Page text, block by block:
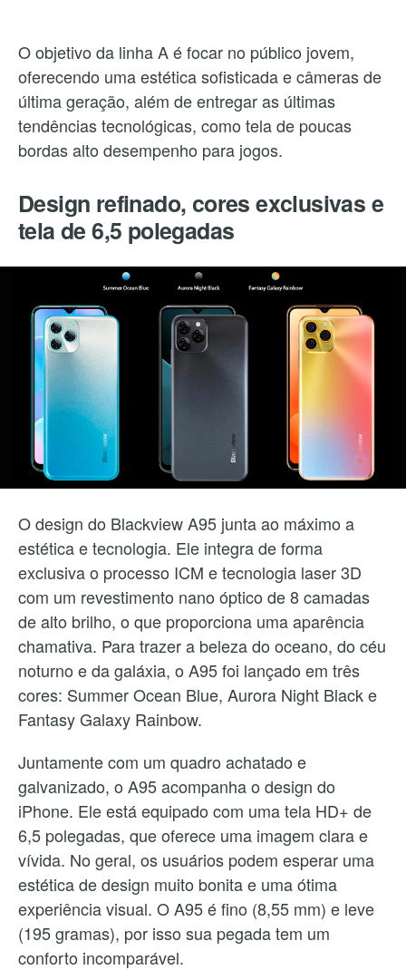
O objetivo da linha A é focar no público jovem,
oferecendo uma estética sofisticada e câmeras de
última geração, além de entregar as últimas
tendências tecnológicas, como tela de poucas
bordas alto desempenho para jogos.
Design refinado, cores exclusivas e
tela de 6,5 polegadas
O design do Blackview A95 junta ao máximo a
estética e tecnologia. Ele integra de forma
exclusiva o processo ICM e tecnologia laser 3D
com um revestimento nano óptico de 8 camadas
de alto brilho, o que proporciona uma aparência
chamativa. Para trazer a beleza do oceano, do céu
noturno e da galáxia, o A95 foi lançado em três
cores: Summer Ocean Blue, Aurora Night Black e
Fantasy Galaxy Rainbow.
Juntamente com um quadro achatado e
galvanizado, o A95 acompanha o design do
iPhone. Ele está equipado com uma tela HD+ de
6,5 polegadas, que oferece uma imagem clara e
vívida. No geral, os usuários podem esperar uma
estética de design muito bonita e uma ótima
experiência visual. O A95 é fino (8,55 mm) e leve
(195 gramas), por isso sua pegada tem um
conforto incomparável.